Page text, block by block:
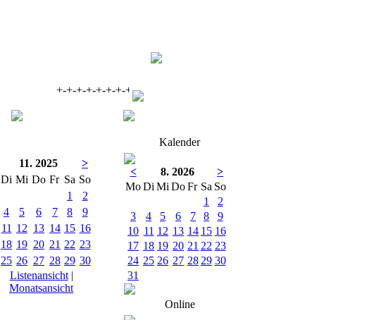
+-+-+-+-+-+-+-+- Ein Herzliches Willkommen auf der Seite des MF
11. 2025
>
Di Mi Do Fr Sa So
1
2
4 5 6 7 8
9
11 12 13 14 15 16
18 19 20 21 22 23
25 26 27 28 29 30
Listenansicht|
Monatsansicht
Kalender
< 8. 2026
>
MoDi Mi DoFr Sa So
1
2
3
4 5 6 7 8
9
10 11 12 13 14 15 16
17 18 19 20 21 22 23
24 25 26 27 28 29 30
31
Online